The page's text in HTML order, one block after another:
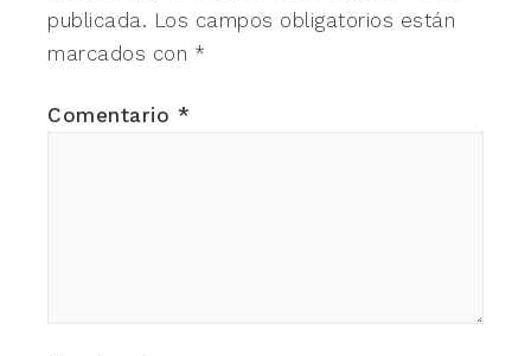
publicada. Los campos obligatorios están
marcados con *
Comentario *